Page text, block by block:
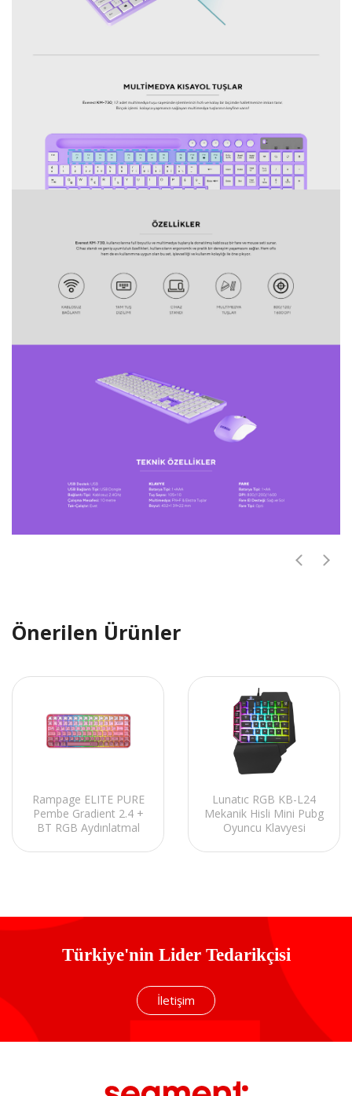
Önerilen Ürünler
Rampage ELITE PURE
Pembe Gradient 2.4 +
BT RGB Aydınlatmal
Kristal Jel Keycap
Lunatıc RGB KB-L24
Mekanik Hisli Mini Pubg
Oyuncu Klavyesi
Türkiye'nin Lider Tedarikçisi
İletişim